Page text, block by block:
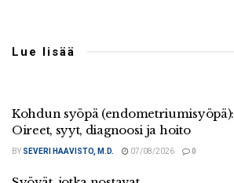
Lue lisää
Kohdun syöpä (endometriumisyöpä):
Oireet, syyt, diagnoosi ja hoito
BY SEVERI HAAVISTO, M.D. 07/08/2026 0